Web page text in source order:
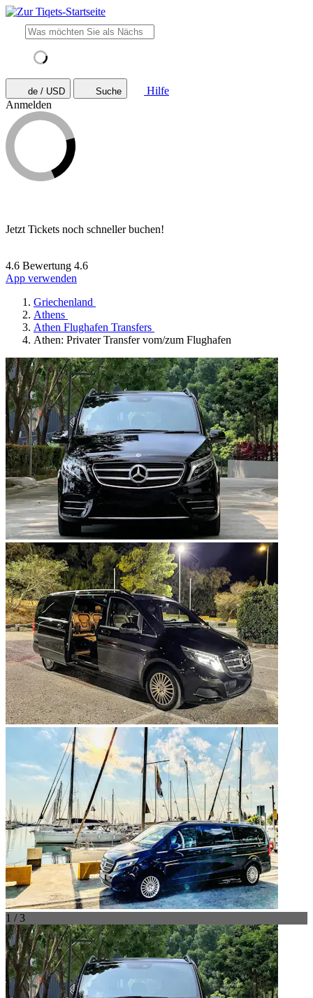
de / USD Suche
Hilfe
Anmelden
Jetzt Tickets noch schneller buchen!
4.6 Bewertung 4.6
App verwenden
Griechenland
Athens
Athen Flughafen Transfers
Athen: Privater Transfer vom/zum Flughafen
1 / 3